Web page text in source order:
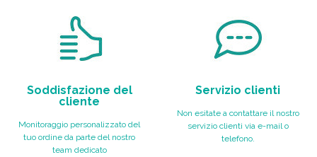
Soddisfazione del
cliente
Monitoraggio personalizzato del
tuo ordine da parte del nostro
team dedicato
Servizio clienti
Non esitate a contattare il nostro
servizio clienti via e-mail o
telefono.